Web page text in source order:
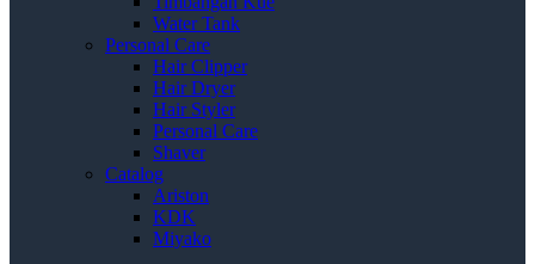
Water Tank
Personal Care
Hair Clipper
Hair Dryer
Hair Styler
Personal Care
Shaver
Catalog
Ariston
KDK
Miyako